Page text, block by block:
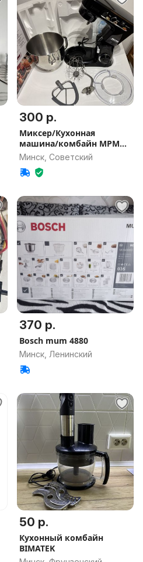
300 р.
Миксер/Кухонная
машина/комбайн MPM
MRK-19 2200 Вт
Минск, Советский
370 р.
Bosch mum 4880
Минск, Ленинский
50 р.
Кухонный комбайн
BIMATEK